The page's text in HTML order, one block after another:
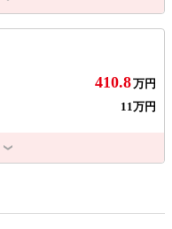
410.8万円
11万円